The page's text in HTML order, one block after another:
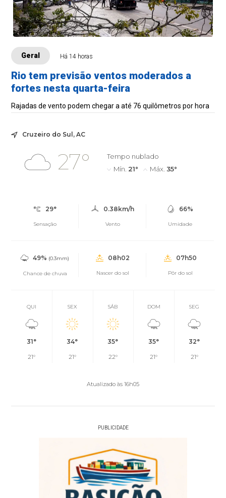
Geral Há 14 horas
Rio tem previsão ventos moderados a
fortes nesta quarta-feira
Rajadas de vento podem chegar a até 76 quilômetros por hora
Cruzeiro do Sul, AC
27°
Tempo nublado
Mín. 21° Máx. 35°
29°
Sensação
0.38km/h
Vento
66%
Umidade
49% (0.3mm)
Chance de chuva
08h02
Nascer do sol
07h50
Pôr do sol
QUI
31°
21°
SEX
34°
21°
SÁB
35°
22°
DOM
35°
21°
SEG
32°
21°
Atualizado às 16h05
PUBLICIDADE